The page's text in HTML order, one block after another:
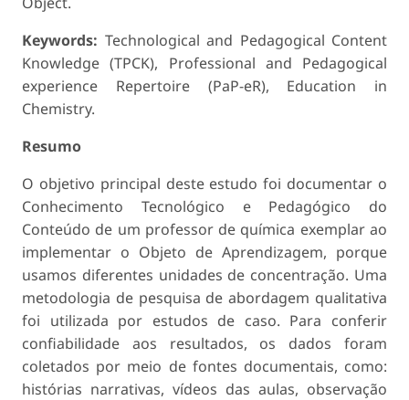
Keywords: Technological and Pedagogical Content
Knowledge (TPCK), Professional and Pedagogical
experience Repertoire (PaP-eR), Education in
Chemistry.
Resumo
O objetivo principal deste estudo foi documentar o
Conhecimento Tecnológico e Pedagógico do
Conteúdo de um professor de química exemplar ao
implementar o Objeto de Aprendizagem, porque
usamos diferentes unidades de concentração. Uma
metodologia de pesquisa de abordagem qualitativa
foi utilizada por estudos de caso. Para conferir
confiabilidade aos resultados, os dados foram
coletados por meio de fontes documentais, como:
histórias narrativas, vídeos das aulas, observação